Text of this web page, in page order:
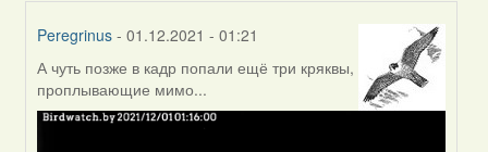
Peregrinus - 01.12.2021 - 01:21
In
reply
to
А чуть позже в кадр попали ещё три кряквы,
проплывающие мимо...